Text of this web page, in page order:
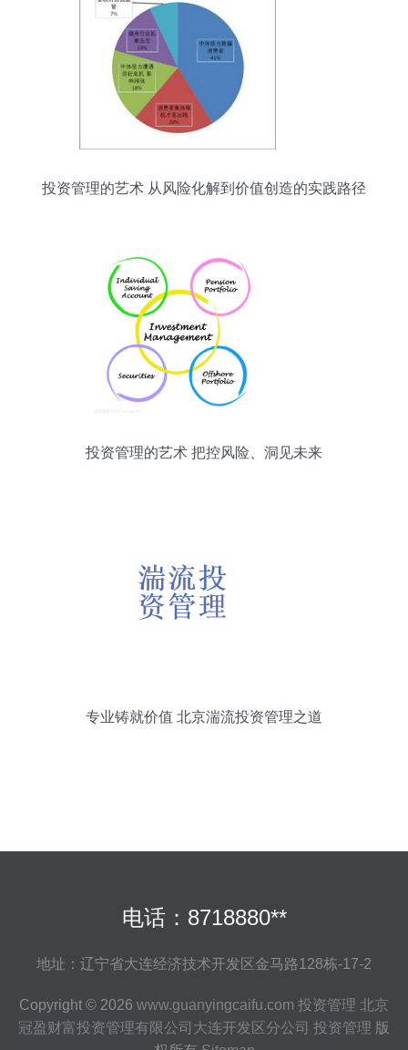
投资管理的艺术 从风险化解到价值创造的实践路径
投资管理的艺术 把控风险、洞见未来
专业铸就价值 北京湍流投资管理之道
电话：8718880**
地址：辽宁省大连经济技术开发区金马路128栋-17-2
Copyright © 2026 www.guanyingcaifu.com 投资管理 北京
冠盈财富投资管理有限公司大连开发区分公司 投资管理 版